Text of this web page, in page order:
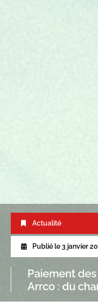
Actualité
Publié le 3 janvier
Paiement
Arrco : du